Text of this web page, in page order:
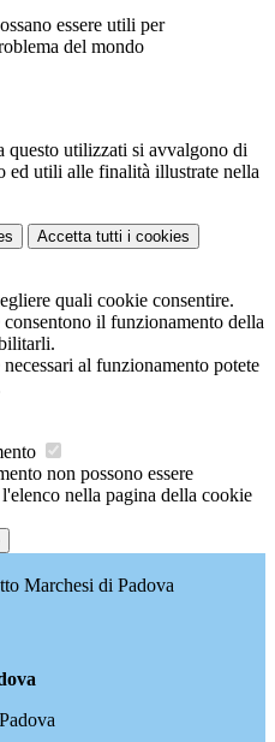
essere utili per
del mondo
questo utilizzati si avvalgono di
ed utili alle finalità illustrate nella
Accetta tutti i cookies
quali cookie consentire.
il funzionamento della
al funzionamento potete
non possono essere
nella pagina della cookie
Marchesi di Padova